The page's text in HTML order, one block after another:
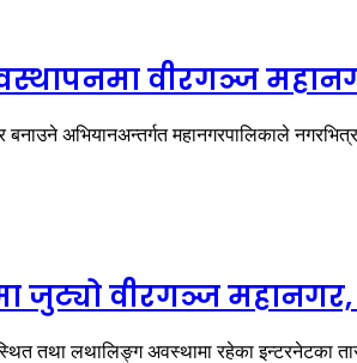
वीरगञ्ज
बनाउने अभियानअन्तर्गत महानगरपालिकाले
जुट्यो वीरगञ्ज
तथा लथालिङ्ग अवस्थामा रहेका इन्टरनेटका